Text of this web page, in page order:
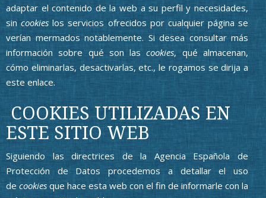
adaptar el contenido de la web a su perfil y necesidades,
sincookies los servicios ofrecidos por cualquier página se
verían mermados notablemente. Si desea consultar más
información sobre qué son lascookies, qué almacenan,
cómo eliminarlas, desactivarlas, etc., le rogamos se dirija a
este enlace.
COOKIES UTILIZADAS EN
ESTE SITIO WEB
Siguiendo las directrices de la Agencia Española de
Protección de Datos procedemos a detallar el uso
de cookies que hace esta web con el fin de informarle con la